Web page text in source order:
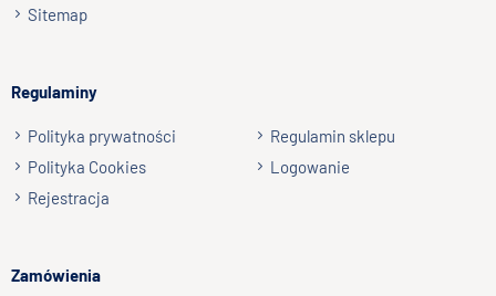
Wyślij opinię
Sitemap
Regulaminy
Polityka prywatności
Regulamin sklepu
Polityka Cookies
Logowanie
Rejestracja
Zamówienia